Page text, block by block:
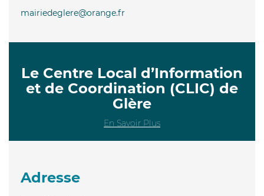
mairiedeglere@orange.fr
Le Centre Local d’Information
et de Coordination (CLIC) de
Glère
En Savoir Plus
Adresse